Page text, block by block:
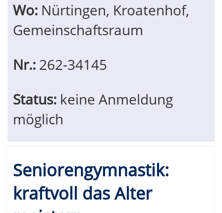
Wo: Nürtingen, Kroatenhof,
Gemeinschaftsraum
Nr.: 262-34145
Status: keine Anmeldung
möglich
Seniorengymnastik:
kraftvoll das Alter